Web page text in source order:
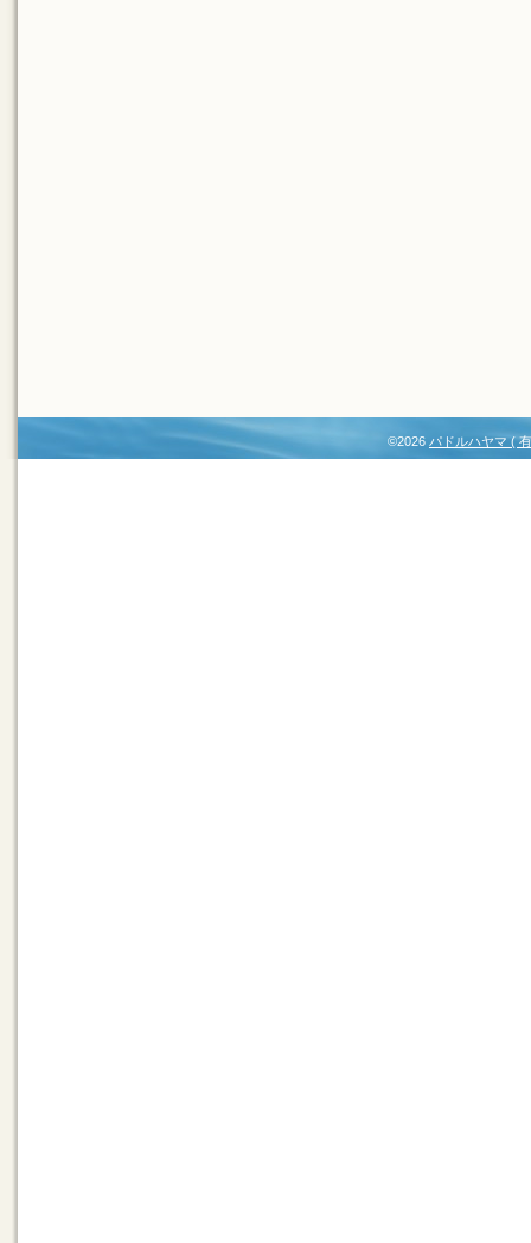
©2026 パドルハヤマ (